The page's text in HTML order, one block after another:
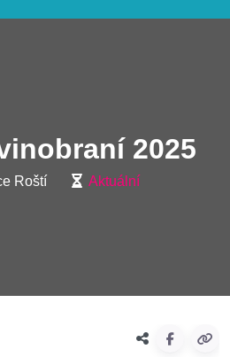
2025
Roští Aktuální